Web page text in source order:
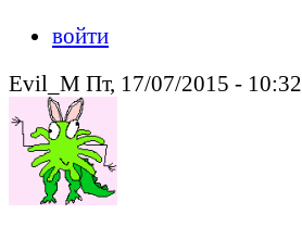
войти
Evil_M Пт, 17/07/2015 - 10:32